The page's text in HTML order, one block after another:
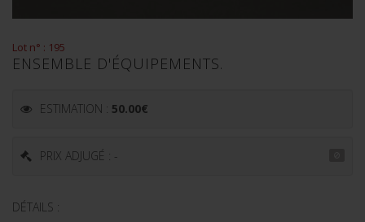
Lot n° : 195
ENSEMBLE D'ÉQUIPEMENTS.
ESTIMATION : 50.00€
PRIX ADJUGÉ : -
DÉTAILS :